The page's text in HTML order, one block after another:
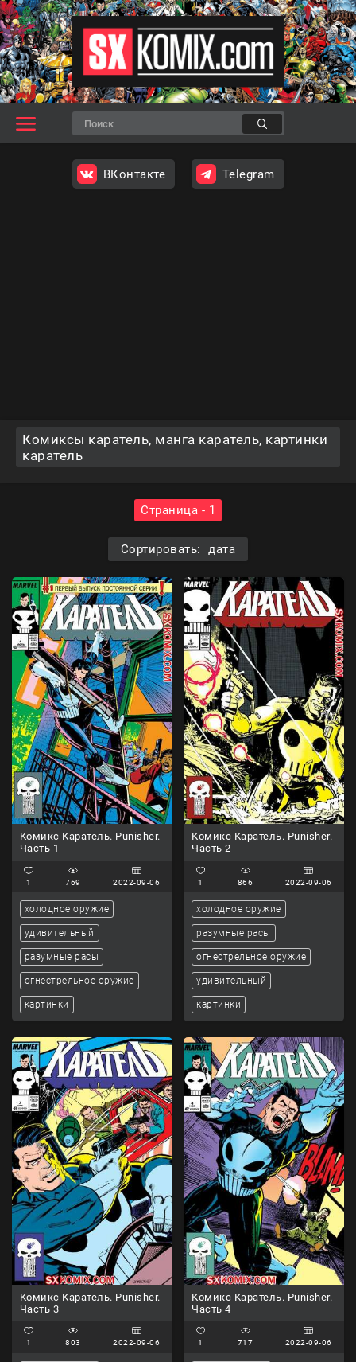
ВКонтакте Telegram
Комиксы каратель, манга каратель, картинки
каратель
Страница - 1
Сортировать: дата
Комикс Каратель. Punisher.
Часть 1
1 769 2022-09-06
холодное оружие
удивительный
разумные расы
огнестрельное оружие
картинки
Комикс Каратель. Punisher.
Часть 2
1 866 2022-09-06
холодное оружие
разумные расы
огнестрельное оружие
удивительный
картинки
Комикс Каратель. Punisher.
Часть 3
1 803 2022-09-06
Комикс Каратель. Punisher.
Часть 4
1 717 2022-09-06